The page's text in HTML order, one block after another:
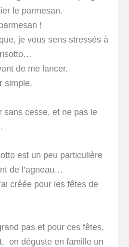
le parmesan.
!
je vous sens stressés à
risotto…
de me lancer.
simple.
sans cesse, et ne pas le
est un peu particulière
de l’agneau…
créée pour les fêtes de
pas et pour ces fêtes,
on déguste en famille un